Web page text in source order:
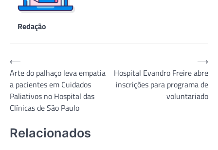
Redação
Navegação
de
Post
⟵
Arte do palhaço leva empatia
a pacientes em Cuidados
Paliativos no Hospital das
Clínicas de São Paulo
Hospital Evandro Freire abre
inscrições para programa de
voluntariado
⟶
Relacionados